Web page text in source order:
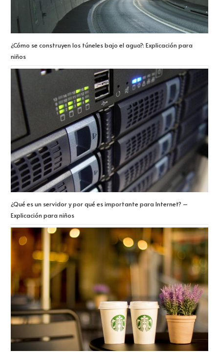
¿Cómo se construyen los túneles bajo el agua?: Explicación para
niños
¿Qué es un servidor y por qué es importante para Internet? –
Explicación para niños